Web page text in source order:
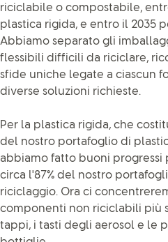
riciclabile o compostabile,
plastica rigida, e entro il 2035
Abbiamo separato gli
flessibili difficili da riciclare,
sfide uniche legate a ciascun
diverse soluzioni richieste.
Per la plastica rigida, che
del nostro portafoglio di
abbiamo fatto buoni progressi
circa l'87% del nostro
riciclaggio. Ora ci
componenti non riciclabili più
tappi, i tasti degli aerosol e le